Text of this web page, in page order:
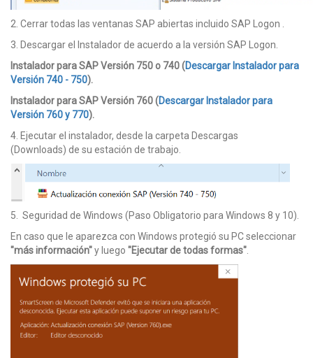
2. Cerrar todas las ventanas SAP abiertas incluido SAP Logon .
3. Descargar el Instalador de acuerdo a la versión SAP Logon.
Instalador para SAP Versión 750 o 740 (Descargar Instalador para
Versión 740 - 750).
Instalador para SAP Versión 760 (Descargar Instalador para
Versión 760 y 770).
4. Ejecutar el instalador, desde la carpeta Descargas
(Downloads) de su estación de trabajo.
5. Seguridad de Windows (Paso Obligatorio para Windows 8 y 10).
En caso que le aparezca con Windows protegió su PC seleccionar
"más información"y luego "Ejecutar de todas formas"